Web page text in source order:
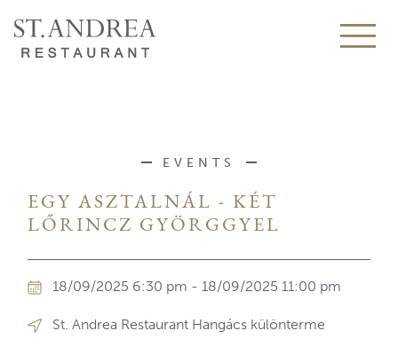
EVENTS
EGY ASZTALNÁL - KÉT
LŐRINCZ GYÖRGGYEL
18/09/2025 6:30 pm - 18/09/2025 11:00 pm
St. Andrea Restaurant Hangács különterme